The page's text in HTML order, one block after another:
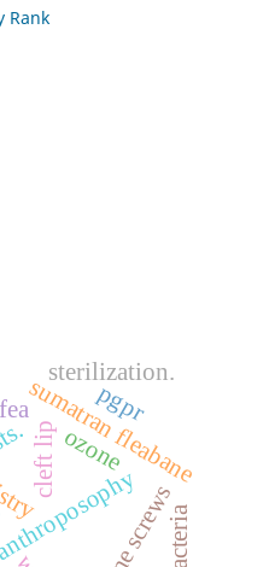
sumatran fleabane
bone screws
cleft lipozone
sterilization.
pgpr